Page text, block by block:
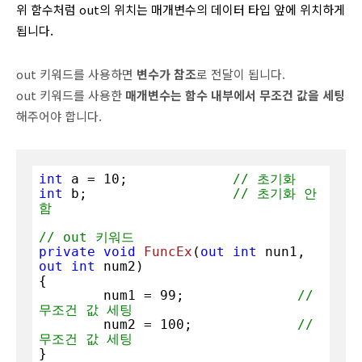
위 함수처럼 out의 위치는 매개변수의 데이터 타입 앞에 위치하게
됩니다.
out 키워드를 사용하면 변수가 참조로 전달이 됩니다.
out 키워드를 사용한 매개변수는 함수 내부에서 무조건 값을 세팅
해주어야 합니다.
int a = 10
// 초기화
int
// 초기화 안
함
// out 키워드
private
void FuncEx ( out int
out
int num2 )
{
	num1 =
99
//
무조건 값 세팅
	num2 =
100
//
무조건 값 세팅
}